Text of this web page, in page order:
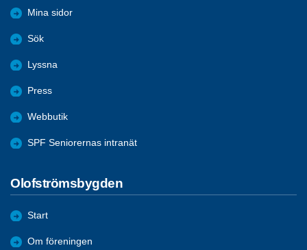
Mina sidor
Sök
Lyssna
Press
Webbutik
SPF Seniorernas intranät
Olofströmsbygden
Start
Om föreningen